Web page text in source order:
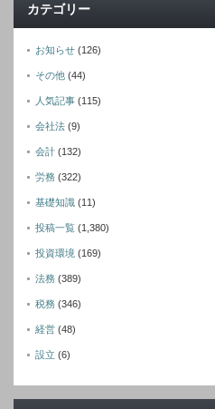
カテゴリー
お知らせ (126)
その他 (44)
人気記事 (115)
会社法 (9)
会計 (132)
労務 (322)
基礎知識 (11)
投稿一覧 (1,380)
投資環境 (169)
法務 (389)
税務 (346)
経営 (48)
設立 (6)